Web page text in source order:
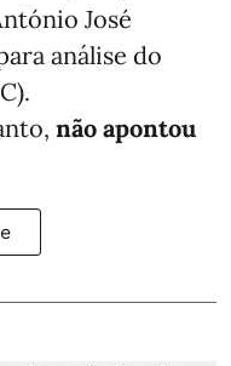
José
análise do
não apontou